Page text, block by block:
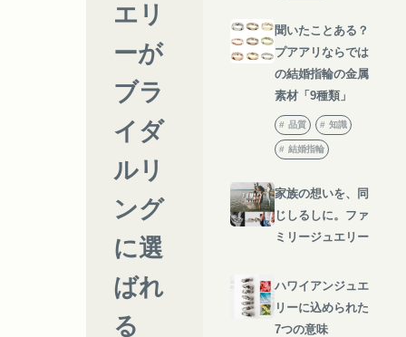
エリ
ーが
ブラ
イダ
ルリ
ング
に選
ばれ
る
聞いたことある？
プアアリならでは
の結婚指輪の金属
素材「9種類」
品質 知識
結婚指輪
家族の想いを、同
じしるしに。ファ
ミリージュエリー
ハワイアンジュエ
リーに込められた
7つの意味